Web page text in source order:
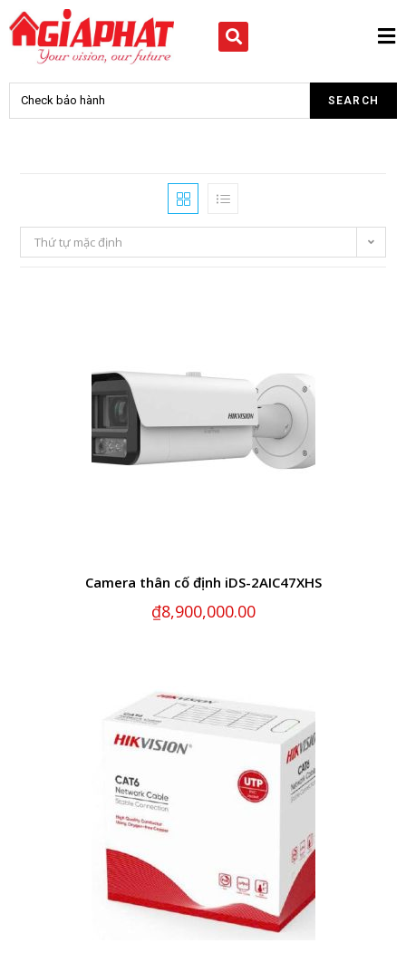
Thứ tự mặc định
Camera thân cố định iDS-2AIC47XHS
₫8,900,000.00